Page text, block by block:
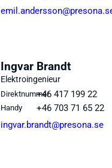
Ingvar Brandt
Elektroingenieur
Direktnummer+46 417 199 22
Handy
+46 703 71 65 22
ingvar.brandt@presona.se